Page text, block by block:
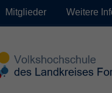
Mitglieder Weitere